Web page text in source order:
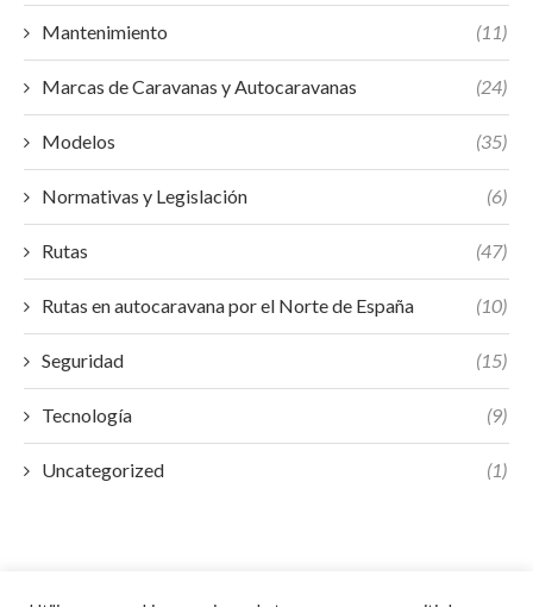
Mantenimiento (11)
Marcas de Caravanas y Autocaravanas (24)
Modelos (35)
Normativas y Legislación (6)
Rutas (47)
Rutas en autocaravana por el Norte de España (10)
Seguridad (15)
Tecnología (9)
Uncategorized (1)